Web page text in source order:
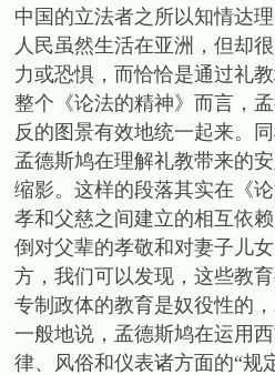
中国的立法者之所以知情达
人民虽然生活在亚洲，但却
力或恐惧，而恰恰是通过礼
整个《论法的精神》而言，
反的图景有效地统一起来。
孟德斯鸠在理解礼教带来的
缩影。这样的段落其实在《
孝和父慈之间建立的相互依
倒对父辈的孝敬和对妻子儿
方，我们可以发现，这些教
专制政体的教育是奴役性的
一般地说，孟德斯鸠在运用
律、风俗和仪表诸方面的“规